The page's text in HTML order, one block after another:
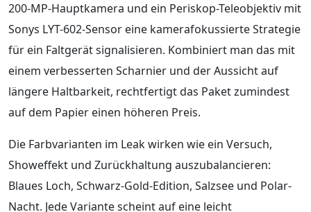
200-MP-Hauptkamera und ein Periskop-Teleobjektiv mit
Sonys LYT-602-Sensor eine kamerafokussierte Strategie
für ein Faltgerät signalisieren. Kombiniert man das mit
einem verbesserten Scharnier und der Aussicht auf
längere Haltbarkeit, rechtfertigt das Paket zumindest
auf dem Papier einen höheren Preis.
Die Farbvarianten im Leak wirken wie ein Versuch,
Showeffekt und Zurückhaltung auszubalancieren:
Blaues Loch, Schwarz-Gold-Edition, Salzsee und Polar-
Nacht. Jede Variante scheint auf eine leicht